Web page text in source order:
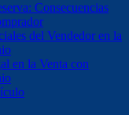
Consecuencias
del Vendedor en la
en la Venta con